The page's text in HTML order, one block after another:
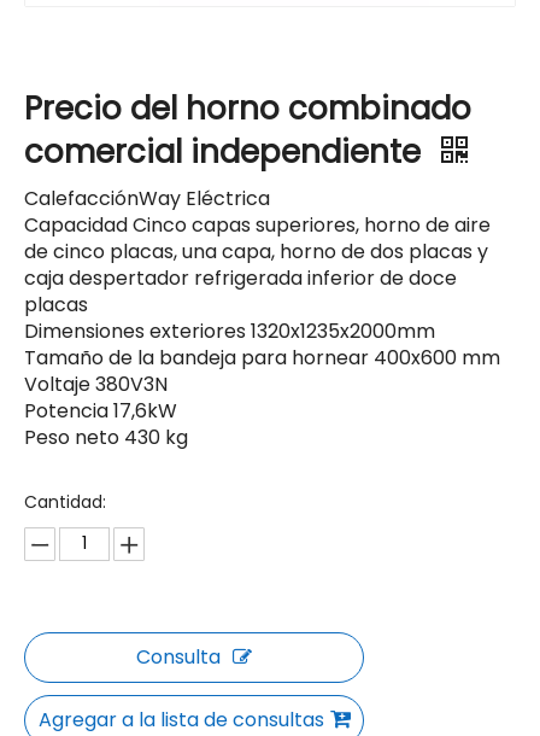
Precio del horno combinado
comercial independiente
CalefacciónWay Eléctrica
Capacidad Cinco capas superiores, horno de aire
de cinco placas, una capa, horno de dos placas y
caja despertador refrigerada inferior de doce
placas
Dimensiones exteriores 1320x1235x2000mm
Tamaño de la bandeja para hornear 400x600 mm
Voltaje 380V3N
Potencia 17,6kW
Peso neto 430 kg
Cantidad:
Consulta
Agregar a la lista de consultas